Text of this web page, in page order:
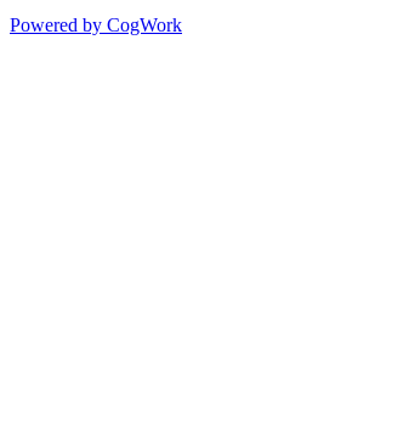
Powered by CogWork